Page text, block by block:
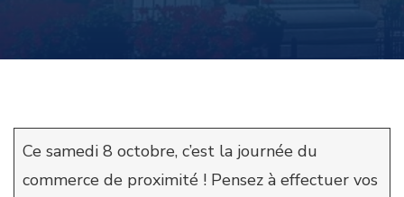
Ce samedi 8 octobre, c’est la journée du
commerce de proximité ! Pensez à effectuer vos